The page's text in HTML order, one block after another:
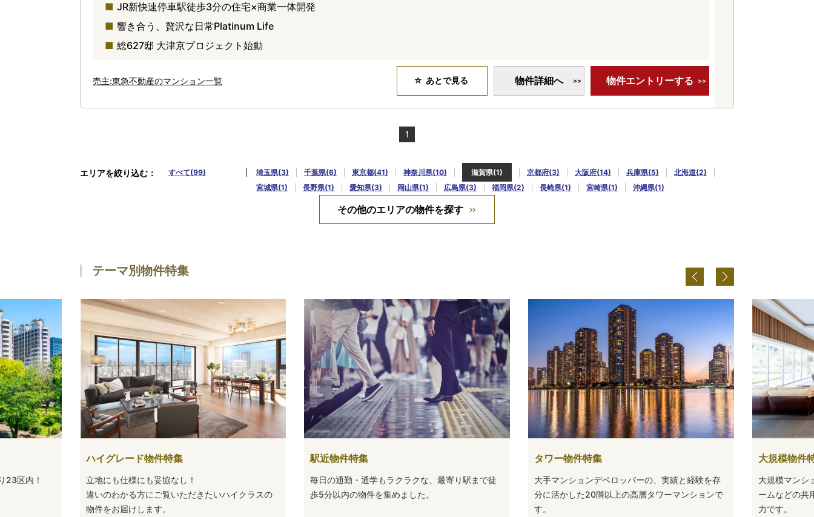
JR新快速停車駅徒歩3分の住宅×商業一体開発
響き合う、贅沢な日常Platinum Life
総627邸 大津京プロジェクト始動
売主:東急不動産のマンション一覧 あとで見る 物件詳細へ 物件エントリーする
1
エリアを絞り込む すべて(99) 埼玉県(3) 千葉県(6) 東京都(41) 神奈川県(10) 滋賀県(1) 京都府(3) 大阪府(14) 兵庫県(5)
北海道(2)
宮城県(1)
長野県(1) 愛知県(3) 岡山県(1) 広島県(3) 福岡県(2) 長崎県(1) 宮崎県(1) 沖縄県(1)
その他のエリアの物件を探す
テーマ別物件特集
23区内！
ハイグレード物件特集
立地にも仕様にも妥協なし！
違いのわかる方にご覧いただきたいハイクラスの
物件をお届けします。
駅近物件特集
毎日の通勤・通学もラクラクな、最寄り駅まで徒
歩5分以内の物件を集めました。
タワー物件特集
大手マンションデベロッパーの、実績と経験を存
分に活かした20階以上の高層タワーマンションで
す。
大規模物件
大規模マンシ
ームなどの共
力です。